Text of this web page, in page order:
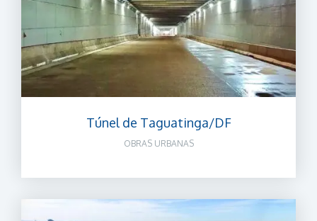
Túnel de Taguatinga/DF
OBRAS URBANAS